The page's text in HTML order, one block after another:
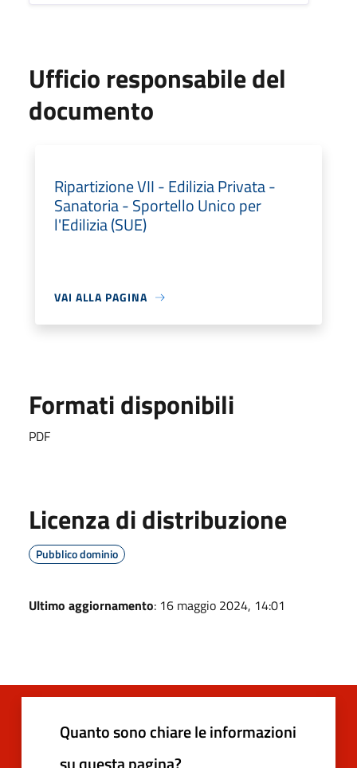
Ufficio responsabile del
documento
Ripartizione VII - Edilizia Privata -
Sanatoria - Sportello Unico per
l'Edilizia (SUE)
VAI ALLA PAGINA
Formati disponibili
PDF
Licenza di distribuzione
Pubblico dominio
Ultimo aggiornamento: 16 maggio 2024, 14:01
Quanto sono chiare le informazioni